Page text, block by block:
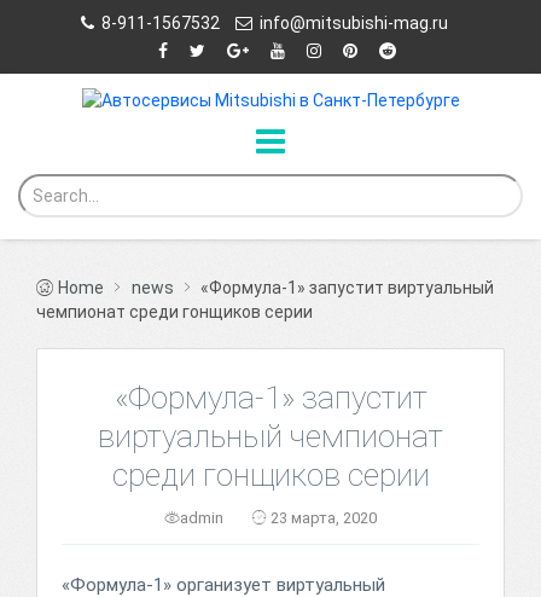
8-911-1567532 info@mitsubishi-mag.ru
Home news
«Формула-1» запустит виртуальный
чемпионат среди гонщиков серии
«Формула-1» запустит
виртуальный чемпионат
среди гонщиков серии
admin 23 марта, 2020
«Формула-1» организует виртуальный